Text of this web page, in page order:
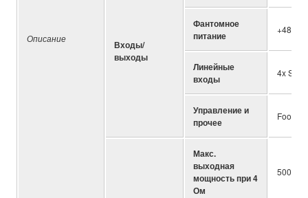
Описание
Входы/
выходы
Фантомное
питание
+48V
Линейные
входы
4x
Управление и
прочее
Foot
Макс.
выходная
мощность при 4
Ом
500W/